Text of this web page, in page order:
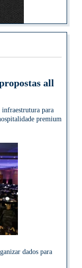
all
para
premium
dados para